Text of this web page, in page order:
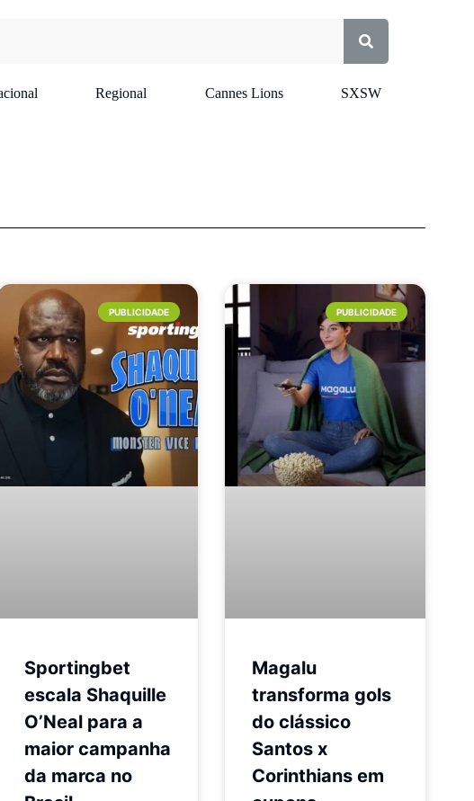
Regional Cannes Lions SXSW
PUBLICIDADE
Sportingbet
escala Shaquille
O’Neal para a
maior campanha
da marca no
PUBLICIDADE
Magalu
transforma gols
do clássico
Santos x
Corinthians em